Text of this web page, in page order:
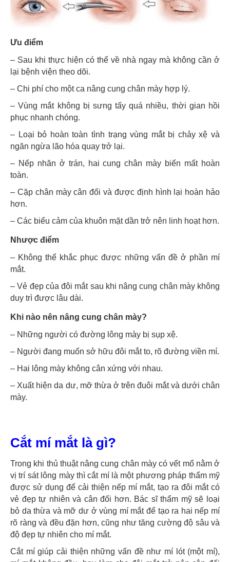
Ưu điểm
– Sau khi thực hiện có thể về nhà ngay mà không cần ở
lại bệnh viện theo dõi.
– Chi phí cho một ca nâng cung chân mày hợp lý.
– Vùng mắt không bị sưng tấy quá nhiều, thời gian hồi
phục nhanh chóng.
– Loại bỏ hoàn toàn tình trạng vùng mắt bị chảy xệ và
ngăn ngừa lão hóa quay trở lại.
– Nếp nhăn ở trán, hai cung chân mày biến mất hoàn
toàn.
– Cặp chân mày cân đối và được định hình lại hoàn hảo
hơn.
– Các biểu cảm của khuôn mặt dần trở nên linh hoạt hơn.
Nhược điểm
– Không thể khắc phục được những vấn đề ở phần mí
mắt.
– Vẻ đẹp của đôi mắt sau khi nâng cung chân mày không
duy trì được lâu dài.
Khi nào nên nâng cung chân mày?
– Những người có đường lông mày bị sụp xệ.
– Người đang muốn sở hữu đôi mắt to, rõ đường viền mí.
– Hai lông mày không cân xứng với nhau.
– Xuất hiện da dư, mỡ thừa ở trên đuôi mắt và dưới chân
mày.
Cắt mí mắt là gì?
Trong khi thủ thuật nâng cung chân mày có vết mổ nằm ở
vị trí sát lông mày thì cắt mí là một phương pháp thẩm mỹ
được sử dụng để cải thiện nếp mí mắt, tạo ra đôi mắt có
vẻ đẹp tự nhiên và cân đối hơn. Bác sĩ thẩm mỹ sẽ loại
bỏ da thừa và mỡ dư ở vùng mí mắt để tạo ra hai nếp mí
rõ ràng và đều đặn hơn, cũng như tăng cường độ sâu và
độ đẹp tự nhiên cho mí mắt.
Cắt mí giúp cải thiện những vấn đề như mí lót (một mí),